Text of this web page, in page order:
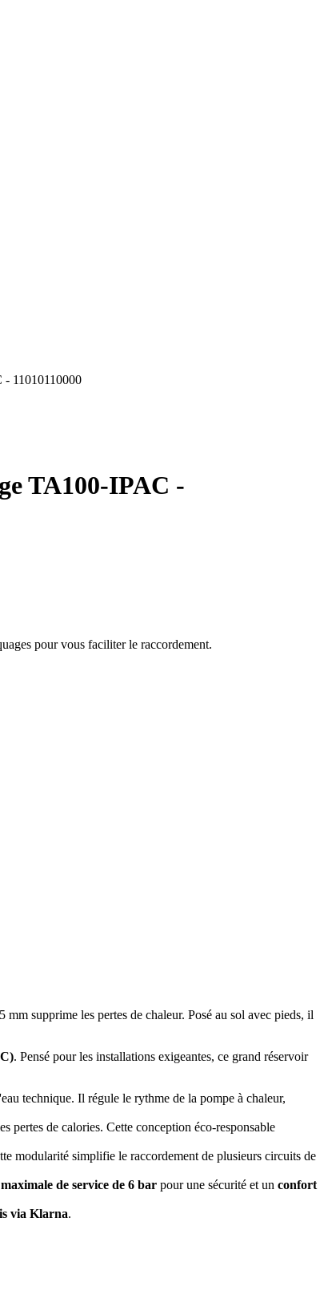
11010110000
TA100-IPAC -
pour vous faciliter le raccordement.
supprime les pertes de chaleur. Posé au sol avec pieds, il
. Pensé pour les installations exigeantes, ce grand réservoir
technique. Il régule le rythme de la pompe à chaleur,
pertes de calories. Cette conception éco-responsable
modularité simplifie le raccordement de plusieurs circuits de
de service de 6 bar pour une sécurité et un confort
via Klarna.